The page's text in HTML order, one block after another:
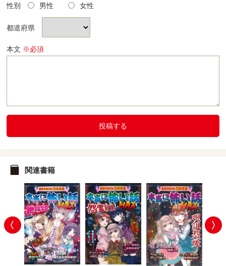
性別 男性 女性
都道府県
本文 ※必須
投稿する
関連書籍